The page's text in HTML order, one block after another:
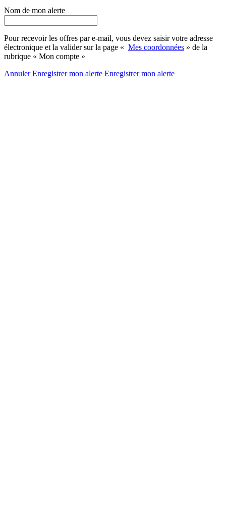
Nom de mon alerte
Pour recevoir les offres par e-mail, vous devez saisir votre adresse
électronique et la valider sur la page « Mes coordonnées » de la
rubrique « Mon compte »
AnnulerEnregistrer mon alerte Enregistrermon alerte